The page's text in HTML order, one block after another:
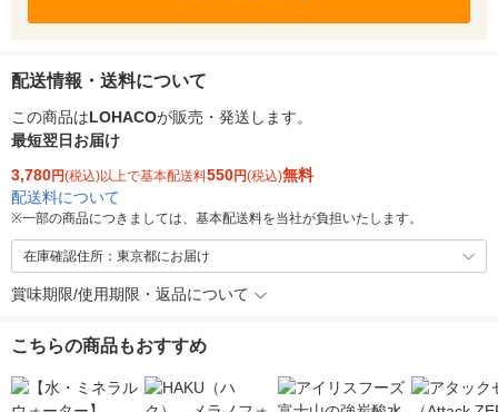
配送情報・送料について
この商品はLOHACOが販売・発送します。
最短翌日お届け
3,780円(税込)以上で基本配送料550円(税込)無料
配送料について
※一部の商品につきましては、基本配送料を当社が負担いたします。
在庫確認住所：東京都にお届け
賞味期限/使用期限・返品について
こちらの商品もおすすめ